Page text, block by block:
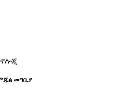
መግቢያ